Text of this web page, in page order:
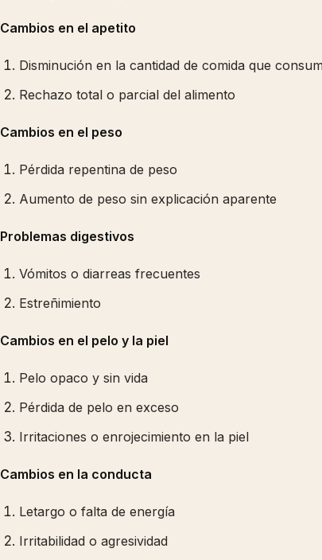
Cambios en el apetito
Disminución en la cantidad de comida que
Rechazo total o parcial del alimento
Cambios en el peso
Pérdida repentina de peso
Aumento de peso sin explicación aparente
Problemas digestivos
Vómitos o diarreas frecuentes
Estreñimiento
Cambios en el pelo y la piel
Pelo opaco y sin vida
Pérdida de pelo en exceso
Irritaciones o enrojecimiento en la piel
Cambios en la conducta
Letargo o falta de energía
Irritabilidad o agresividad